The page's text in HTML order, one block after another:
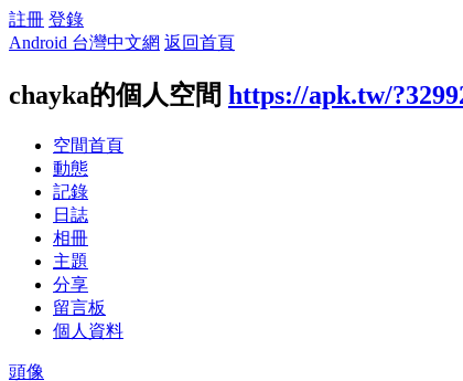
註冊 登錄
Android 台灣中文網 返回首頁
chayka的個人空間 https://apk.tw/
空間首頁
動態
記錄
日誌
相冊
主題
分享
留言板
個人資料
頭像